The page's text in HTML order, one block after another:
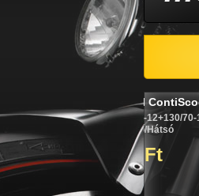
Continental ContiScoot
Méret: 120/70-12+130/70-12
36 165 Ft